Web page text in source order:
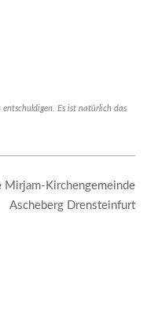
Es ist natürlich das
Mirjam-Kirchengemeinde
Ascheberg Drensteinfurt